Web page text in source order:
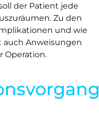
der Patient jede
Zu den
und wie
auch Anweisungen
Operation.